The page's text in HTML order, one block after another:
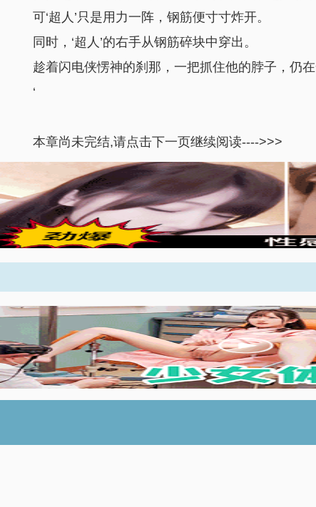
可‘超人’只是用力一阵，钢筋便寸寸炸开。
同时，‘超人’的右手从钢筋碎块中穿出。
趁着闪电侠愣神的刹那，一把抓住他的脖子，仍在
‘
本章尚未完结,请点击下一页继续阅读---->>>